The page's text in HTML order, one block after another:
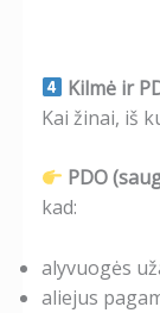
Kilmė ir
Kai žinai, iš
PDO
kad:
alyvuogės
aliejus